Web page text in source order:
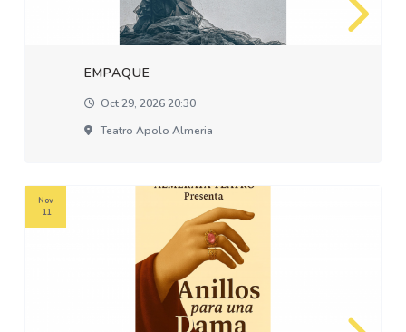
EMPAQUE
Oct 29, 2026 20:30
Teatro Apolo Almeria
Nov
11